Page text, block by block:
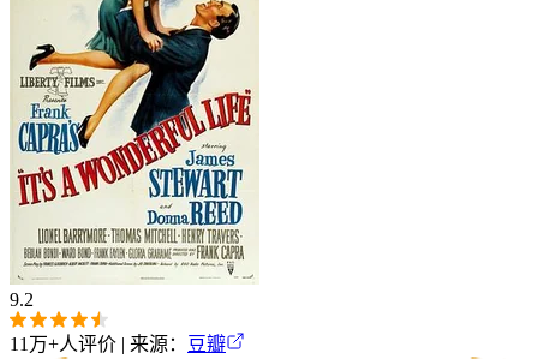
9.2
11万+人评价 | 来源： 豆瓣